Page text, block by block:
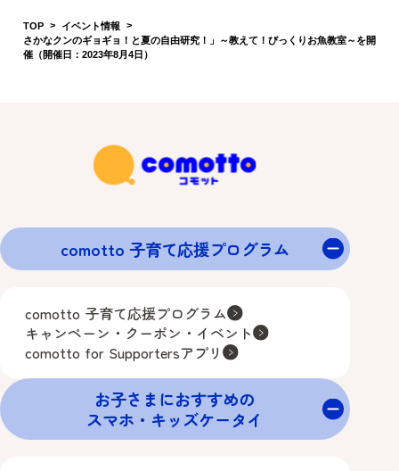
comotto 子育て応援プログラム
comotto 子育て応援プログラム
キャンペーン・クーポン・イベント
comotto for Supportersアプリ
お子さまにおすすめの
スマホ・キッズケータイ